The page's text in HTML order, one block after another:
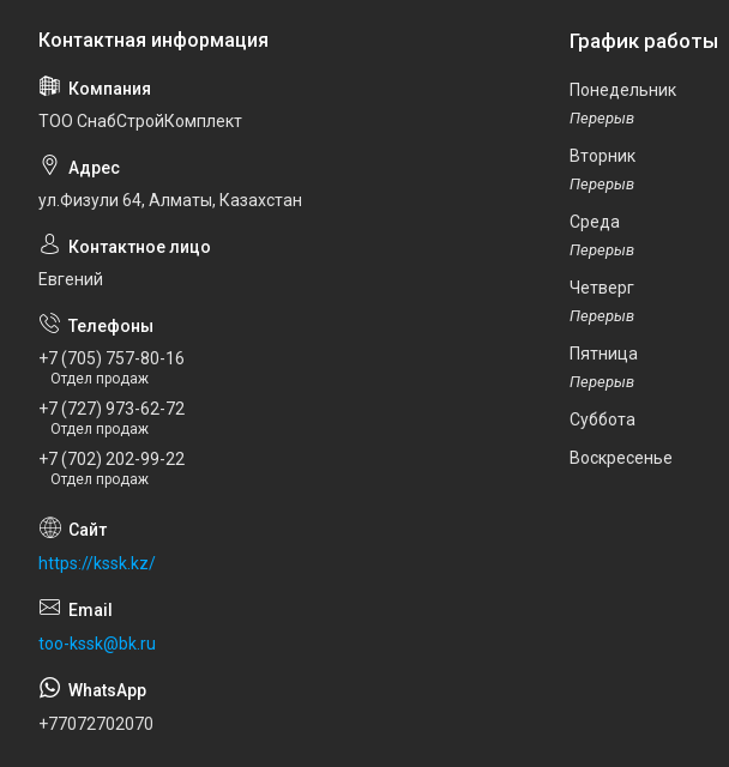
ТОО СнабСтройКомплект
ул.Физули 64, Алматы, Казахстан
Евгений
+7 (705) 757-80-16
Отдел продаж
+7 (727) 973-62-72
Отдел продаж
+7 (702) 202-99-22
Отдел продаж
https://kssk.kz/
too-kssk@bk.ru
+77072702070
График работы
Понедельник
Вторник
Среда
Четверг
Пятница
Суббота
Воскресенье